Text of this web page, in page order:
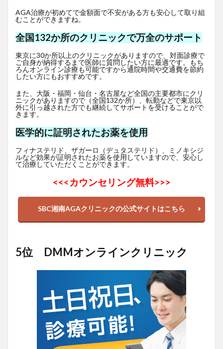
AGA治療が初めてで金額面で不安がある方も安心して取り組
むことができますね。
全国132か所のクリニックで万全のサポート
東京に30か所以上のクリニックがありますので、対面診療で
ご自身が納得するまで医師に質問したい方に最適です。もち
ろんオンライン診療も可能ですから通院時間や交通費を節約
したい方にもおすすめです。
また、大阪・福岡・仙台・名古屋など全国の主要都市にクリ
ニックがありますので（全国132か所）、転勤などで東京以
外に引っ越された方でも継続してサポートを受けることがで
きます。
医学的に証明されたお薬を使用
フィナステリド、ザガーロ（デュタステリド）、ミノキシジ
ルなど効果が証明されたお薬を使用していますので、安心し
て治療していただくことができます。
<<<カウンセリング無料>>>
SBC湘南AGAクリニックの公式サイトはこちら
5位 DMMオンラインクリニック